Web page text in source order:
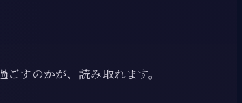
すのかが、読み取れます。